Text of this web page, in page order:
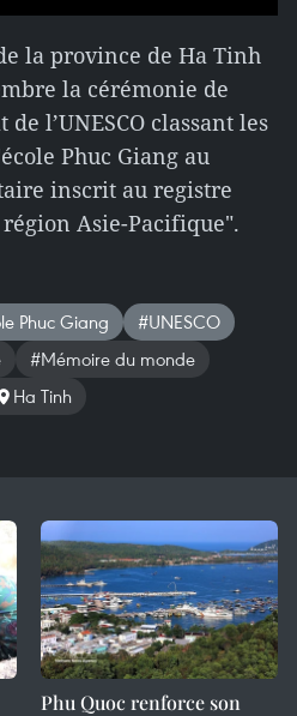
la province de Ha Tinh
la cérémonie de
l’UNESCO classant les
Phuc Giang au
inscrit au registre
Asie-Pacifique".
Phuc Giang
#UNESCO
#Mémoire du monde
Ha Tinh
Phu Quoc renforce son